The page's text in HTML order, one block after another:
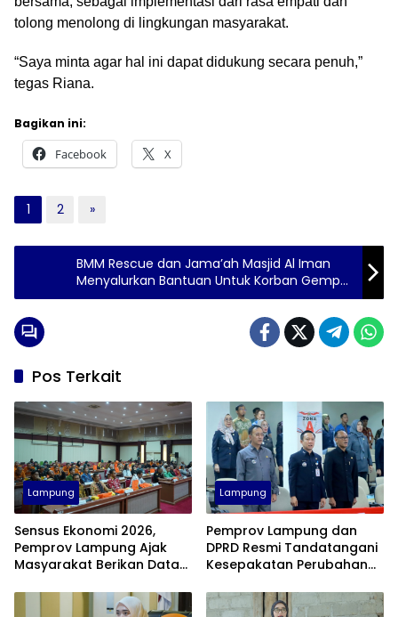
tolong menolong di lingkungan masyarakat.
“Saya minta agar hal ini dapat didukung secara penuh,”
tegas Riana.
Bagikan ini:
Facebook X
1 2 »
BMM Rescue dan Jama’ah Masjid Al Iman
Menyalurkan Bantuan Untuk Korban Gempa
Cianjur
Pos Terkait
Lampung
Sensus Ekonomi 2026,
Pemprov Lampung Ajak
Masyarakat Berikan Data
Lampung
Pemprov Lampung dan
DPRD Resmi Tandatangani
Kesepakatan Perubahan